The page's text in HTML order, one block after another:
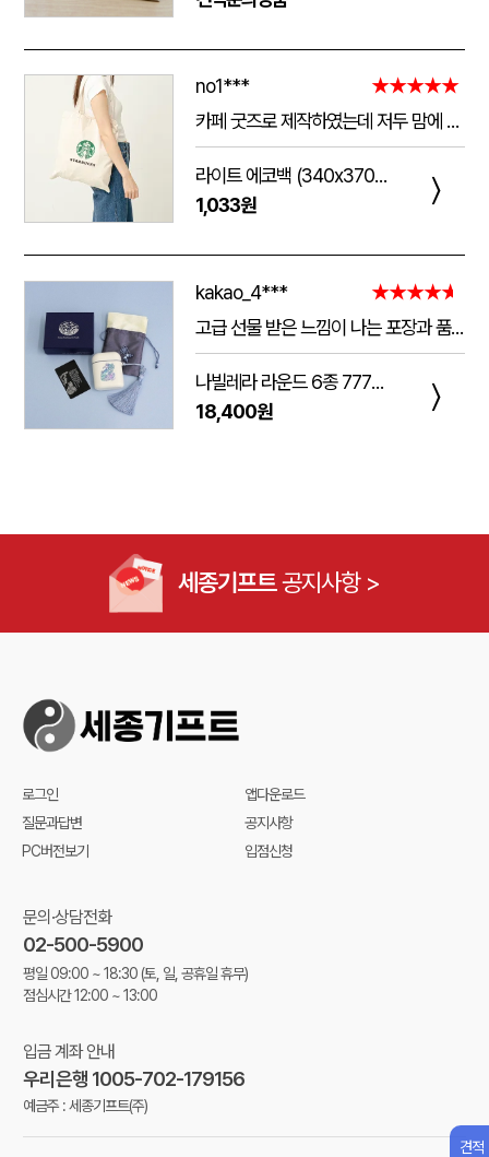
no1***
★★★★★
카페 굿즈로 제작하였는데 저두 맘에 들고 손님들도 맘에 들어하세요. 저두 매일 들고 다니는데 탄탄해서 좋아요.가격도 맘에 들어서 벌써 3번째 주문했어요.진행 과정에 있어서도 상담 직원분들 세심하고 친절하세요.
라이트 에코백 (340x370mm)
1,033원
〉
kakao_4***
★★★★★
고급 선물 받은 느낌이 나는 포장과 품질.
주는 사람도 받는 사람도 만족 스러운 제품 입니다.
다만 아쉬운 점은 조립이 덜되어 있는 것이 간혹 있습니다.
케이스가 빠지는 현상이 좀 있는데, 조립할때 신경써서 해주시면 더 좋은 인상이 남을 것 같습니다.
나빌레라 라운드 6종 777쓰리세븐 손톱깎이 호작도 까치호랑이 네일케어세트
18,400원
〉
세종기프트공지사항 >
로그인
앱다운로드
질문과답변
공지사항
PC버전보기
입점신청
문의·상담전화
02-500-5900
평일 09:00 ~ 18:30(토, 일, 공휴일 휴무)
점심시간 12:00 ~ 13:00
입금 계좌 안내
우리은행 1005-702-179156
예금주 : 세종기프트(주)
견적